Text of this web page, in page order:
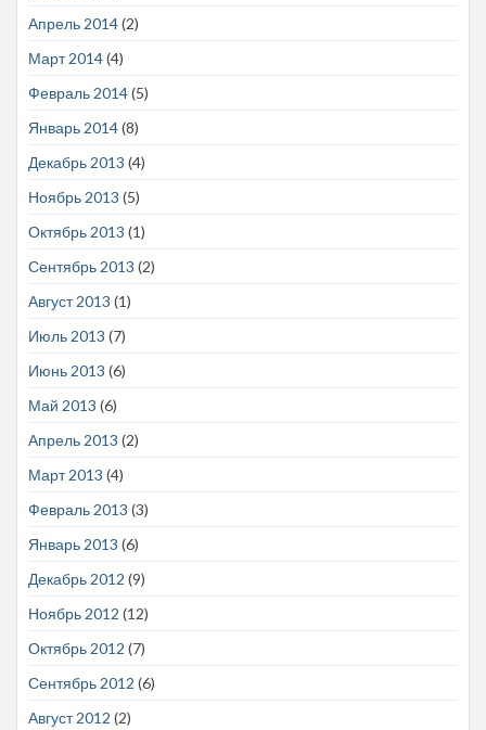
Апрель 2014(2)
Март 2014(4)
Февраль 2014(5)
Январь 2014(8)
Декабрь 2013 (4)
Ноябрь 2013 (5)
Октябрь 2013 (1)
Сентябрь 2013 (2)
Август 2013 (1)
Июль 2013 (7)
Июнь 2013 (6)
Май 2013 (6)
Апрель 2013 (2)
Март 2013 (4)
Февраль 2013 (3)
Январь 2013 (6)
Декабрь 2012 (9)
Ноябрь 2012 (12)
Октябрь 2012 (7)
Сентябрь 2012 (6)
Август 2012 (2)